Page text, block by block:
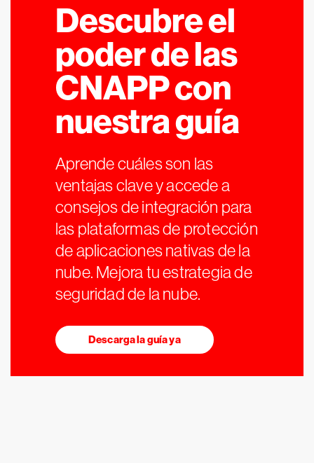
Descubre el
poder de las
CNAPP con
nuestra guía
Aprende cuáles son las
ventajas clave y accede a
consejos de integración para
las plataformas de protección
de aplicaciones nativas de la
nube. Mejora tu estrategia de
seguridad de la nube.
Descarga la guía ya